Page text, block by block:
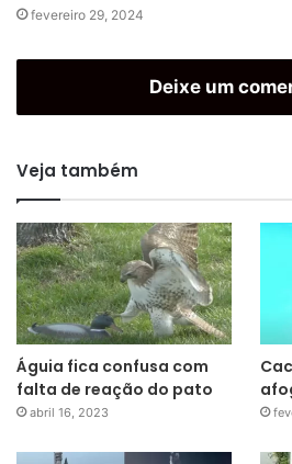
fevereiro 29, 2024
Deixe um
Veja também
Águia fica confusa com
falta de reação do pato
abril 16, 2023